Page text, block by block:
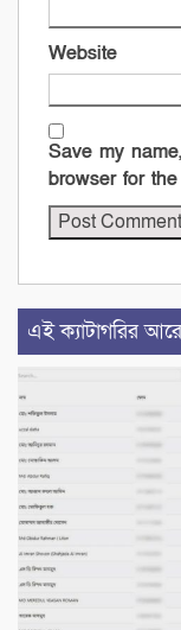
Website
Save my
browser for
এই ক্যাটাগরির